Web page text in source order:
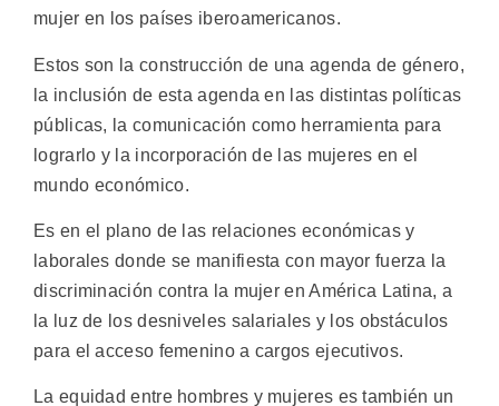
mujer en los países iberoamericanos.
Estos son la construcción de una agenda de género,
la inclusión de esta agenda en las distintas políticas
públicas, la comunicación como herramienta para
lograrlo y la incorporación de las mujeres en el
mundo económico.
Es en el plano de las relaciones económicas y
laborales donde se manifiesta con mayor fuerza la
discriminación contra la mujer en América Latina, a
la luz de los desniveles salariales y los obstáculos
para el acceso femenino a cargos ejecutivos.
La equidad entre hombres y mujeres es también un